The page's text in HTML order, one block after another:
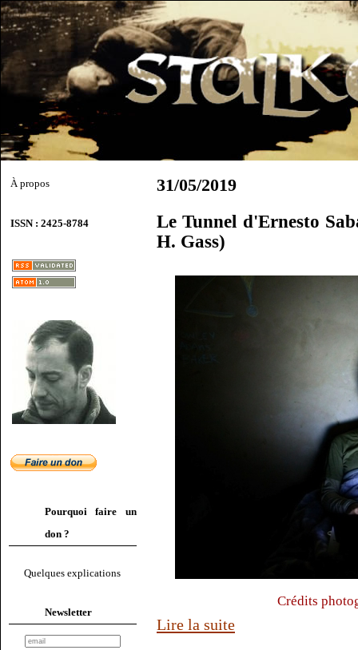
À propos
ISSN : 2425-8784
Pourquoi faire un
don ?
Quelques explications
Newsletter
31/05/2019
Le Tunnel d'Ernesto
H. Gass)
Crédits
Lire la suite